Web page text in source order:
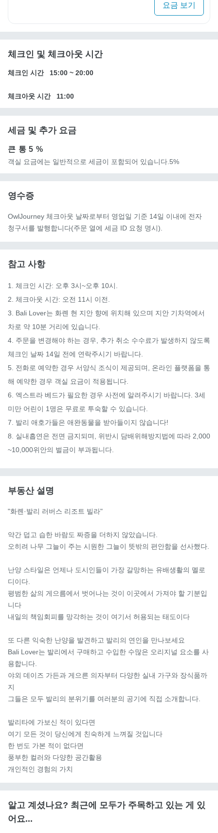
요금 보기
체크인 및 체크아웃 시간
체크인 시간 15:00 ~ 20:00
체크아웃 시간 11:00
세금 및 추가 요금
큰 통5 %
객실 요금에는 일반적으로 세금이 포함되어 있습니다.5%
영수증
OwlJourney 체크아웃 날짜로부터 영업일 기준 14일 이내에 전자
청구서를 발행합니다(주문 열에 세금 ID 요청 명시).
참고 사항
1. 체크인 시간: 오후 3시~오후 10시.
2. 체크아웃 시간: 오전 11시 이전.
3. Bali Lover는 화롄 현 지안 향에 위치해 있으며 지안 기차역에서
차로 약 10분 거리에 있습니다.
4. 주문을 변경해야 하는 경우, 추가 취소 수수료가 발생하지 않도록
체크인 날짜 14일 전에 연락주시기 바랍니다.
5. 전화로 예약한 경우 서양식 조식이 제공되며, 온라인 플랫폼을 통
해 예약한 경우 객실 요금이 적용됩니다.
6. 엑스트라 베드가 필요한 경우 사전에 알려주시기 바랍니다. 3세
미만 어린이 1명은 무료로 투숙할 수 있습니다.
7. 발리 애호가들은 애완동물을 받아들이지 않습니다!
8. 실내흡연은 전면 금지되며, 위반시 담배위해방지법에 따라 2,000
~10,000위안의 벌금이 부과됩니다.
부동산 설명
"화롄·발리 러버스 리조트 빌라"
약간 덥고 습한 바람도 짜증을 더하지 않았습니다.
오히려 나무 그늘이 주는 시원한 그늘이 뜻밖의 편안함을 선사했다.
난양 스타일은 언제나 도시인들이 가장 갈망하는 유배생활의 멜로
디이다.
평범한 삶의 게으름에서 벗어나는 것이 이곳에서 가져야 할 기분입
니다
내일의 책임회피를 망각하는 것이 여기서 허용되는 태도이다
또 다른 익숙한 난양을 발견하고 발리의 연인을 만나보세요
Bali Lover는 발리에서 구매하고 수입한 수많은 오리지널 요소를 사
용합니다.
야외 데이즈 가든과 게으른 의자부터 다양한 실내 가구와 장식품까
지
그들은 모두 발리의 분위기를 여러분의 공기에 직접 소개합니다.
발리타에 가보신 적이 있다면
여기 모든 것이 당신에게 친숙하게 느껴질 것입니다
한 번도 가본 적이 없다면
풍부한 컬러와 다양한 공간활용
개인적인 경험의 가치
알고 계셨나요? 최근에 모두가 주목하고 있는 게 있
어요...